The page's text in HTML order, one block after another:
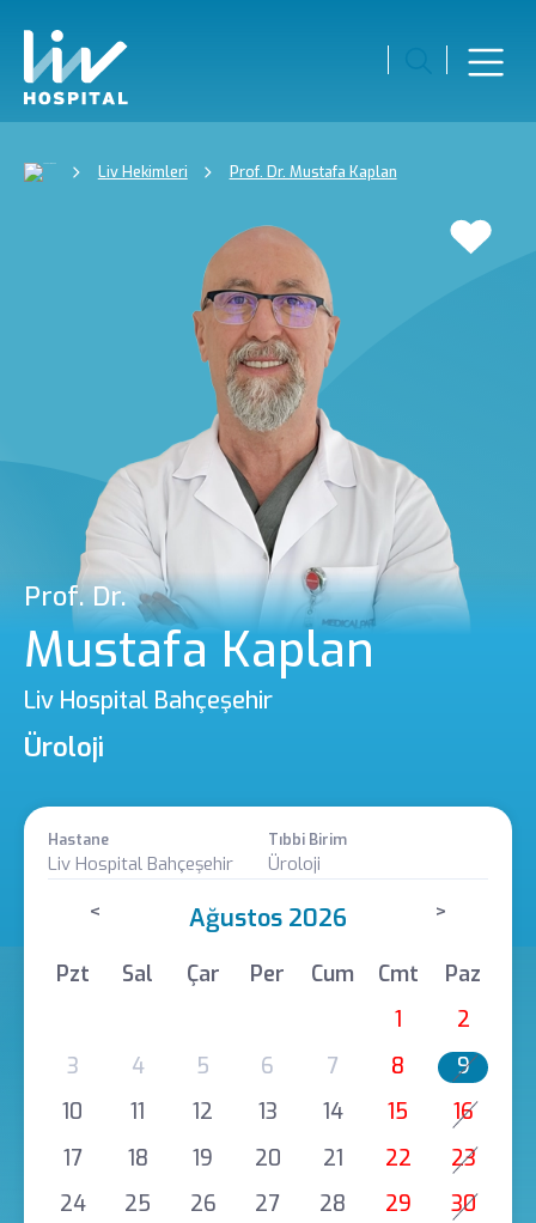
Liv Hekimleri Prof. Dr. Mustafa Kaplan
Prof. Dr.
Mustafa Kaplan
Liv Hospital Bahçeşehir
Üroloji
Hastane
Liv Hospital Bahçeşehir
Tıbbi Birim
Üroloji
< Ağustos 2026 >
Pzt Sal Çar Per Cum Cmt
Paz
1
2
3
4 5 6 7 8
9
10
11 12 13 14 15
16
17
18 19 20 21 22
23
24
25 26 27 28 29
30